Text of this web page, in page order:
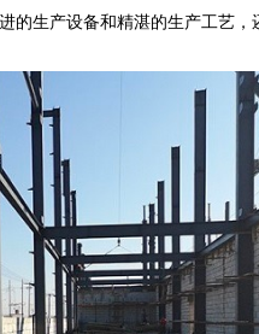
的生产设备和精湛的生产工艺，